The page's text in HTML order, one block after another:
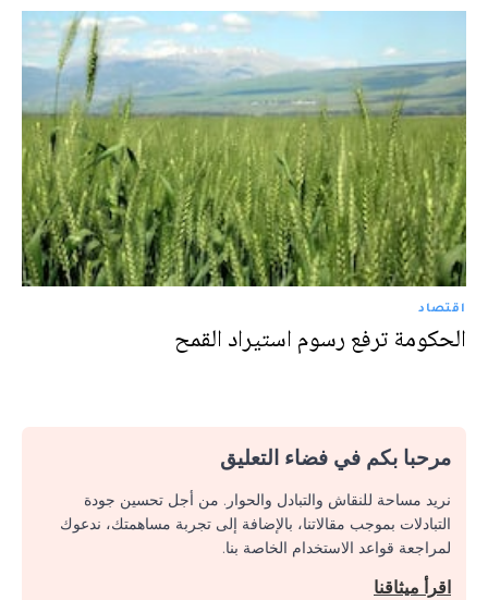
اقتصاد
الحكومة ترفع رسوم استيراد القمح
مرحبا بكم في فضاء التعليق
نريد مساحة للنقاش والتبادل والحوار. من أجل تحسين جودة
التبادلات بموجب مقالاتنا، بالإضافة إلى تجربة مساهمتك، ندعوك
لمراجعة قواعد الاستخدام الخاصة بنا.
اقرأ ميثاقنا